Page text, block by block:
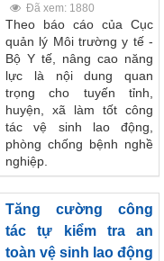
Đã xem: 1880
Theo báo cáo của Cục
quản lý Môi trường y tế -
Bộ Y tế, nâng cao năng
lực là nội dung quan
trọng cho tuyến tỉnh,
huyện, xã làm tốt công
tác vệ sinh lao động,
phòng chống bệnh nghề
nghiệp.
Tăng cường công
tác tự kiểm tra an
toàn vệ sinh lao động